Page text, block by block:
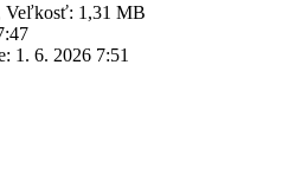
Veľkosť: 1,31 MB
1. 6. 2026 7:51